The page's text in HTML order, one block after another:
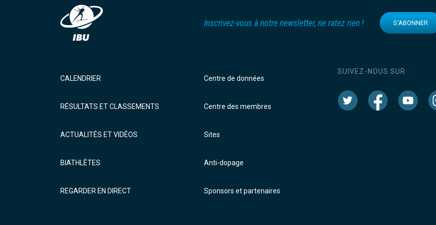
Inscrivez-vous à notre newsletter, ne ratez rien ! S'ABONNER
CALENDRIER
RÉSULTATS ET CLASSEMENTS
ACTUALITÉS ET VIDÉOS
BIATHLÈTES
REGARDER EN DIRECT
Centre de données
Centre des membres
Sites
Anti-dopage
Sponsors et partenaires
SUIVEZ-NOUS SUR :